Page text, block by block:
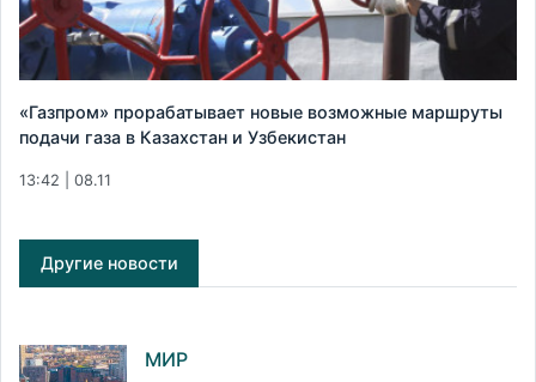
«Газпром» прорабатывает новые возможные маршруты
подачи газа в Казахстан и Узбекистан
13:42 | 08.11
Другие новости
МИР